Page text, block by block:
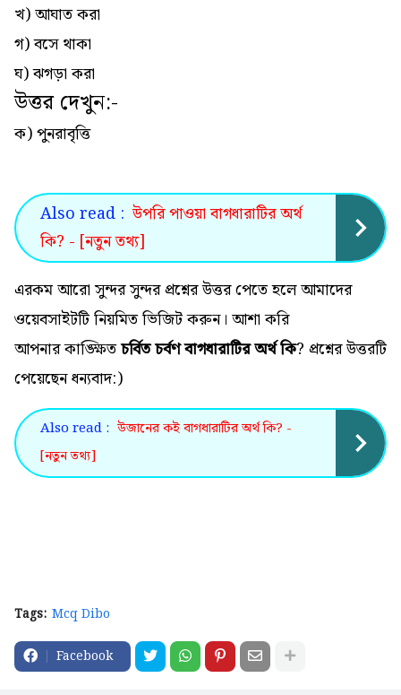
খ) আঘাত করা
গ) বসে থাকা
ঘ) ঝগড়া করা
উত্তর দেখুন:-
ক) পুনরাবৃত্তি
Also read : উপরি পাওয়া বাগধারাটির অর্থ
কি? - [নতুন তথ্য]
এরকম আরো সুন্দর সুন্দর প্রশ্নের উত্তর পেতে হলে আমাদের
ওয়েবসাইটটি নিয়মিত ভিজিট করুন। আশা করি
আপনার কাঙ্ক্ষিতচর্বিত চর্বণ বাগধারাটির অর্থ কি? প্রশ্নের উত্তরটি
পেয়েছেন ধন্যবাদ:)
Also read : উজানের কই বাগধারাটির অর্থ কি? -
[নতুন তথ্য]
Tags: Mcq Dibo
Facebook